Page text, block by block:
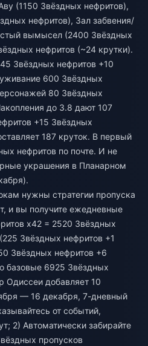
(1150 Звёздных нефритов),
нефритов), Зал забвения/
вымысел (2400 Звёздных
нефритов (~24 крутки).
Звёздных нефритов +10
600 Звёздных
80 Звёздных
до 3.8 дают 107
+15 Звёздных
187 круток. В первый
нефритов по почте. И не
украшения в Планарном
нужны стратегии пропуска
и вы получите ежедневные
x42 = 2520 Звёздных
Звёздных нефритов +1
Звёздных нефритов +6
базовые 6925 Звёздных
Одиссеи добавляет 10
— 16 декабря, 7-дневный
от событий,
2) Автоматически забирайте
пропусков